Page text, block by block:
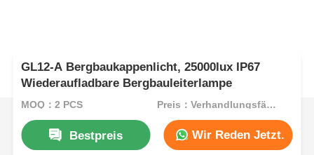
GL12-A Bergbaukappenlicht, 25000lux IP67
Wiederaufladbare Bergbauleiterlampe
MOQ：2 PCS Preis：Verhandlungsfähig
Bestpreis Wir Reden Jetzt.